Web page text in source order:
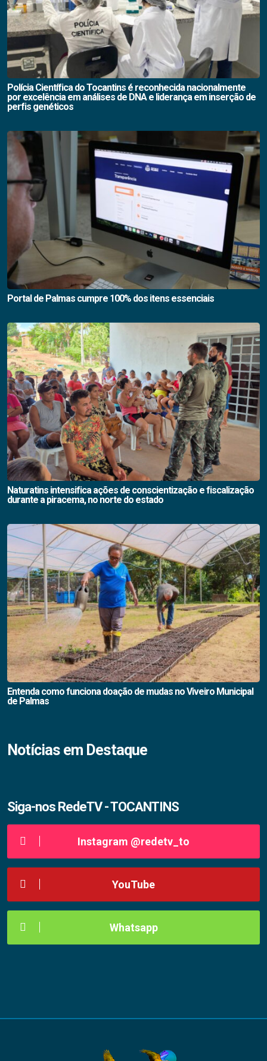
Polícia Científica do Tocantins é reconhecida nacionalmente
por excelência em análises de DNA e liderança em inserção de
perfis genéticos
Portal de Palmas cumpre 100% dos itens essenciais
Naturatins intensifica ações de conscientização e fiscalização
durante a piracema, no norte do estado
Entenda como funciona doação de mudas no Viveiro Municipal
de Palmas
Notícias em Destaque
Siga-nos RedeTV - TOCANTINS
Instagram @redetv_to
YouTube
Whatsapp